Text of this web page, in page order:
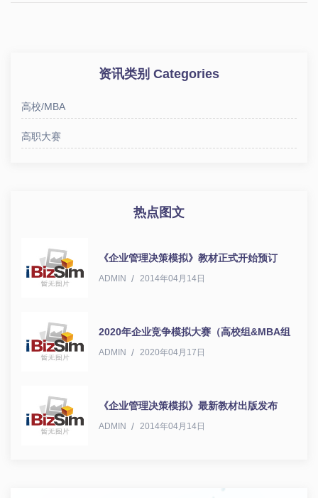
资讯类别 Categories
高校/MBA
高职大赛
热点图文
《企业管理决策模拟》教材正式开始预订
ADMIN 2014年04月14日
2020年企业竞争模拟大赛（高校组&MBA组
ADMIN 2020年04月17日
《企业管理决策模拟》最新教材出版发布
ADMIN 2014年04月14日